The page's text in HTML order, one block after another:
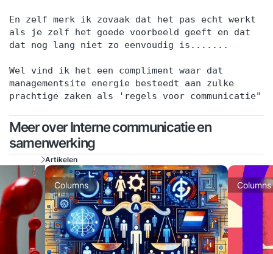
En zelf merk ik zovaak dat het pas echt werkt
als je zelf het goede voorbeeld geeft en dat
dat nog lang niet zo eenvoudig is.......
Wel vind ik het een compliment waar dat
managementsite energie besteedt aan zulke
prachtige zaken als 'regels voor communicatie"
Meer over Interne communicatie en
samenwerking
Artikelen
Columns Columns